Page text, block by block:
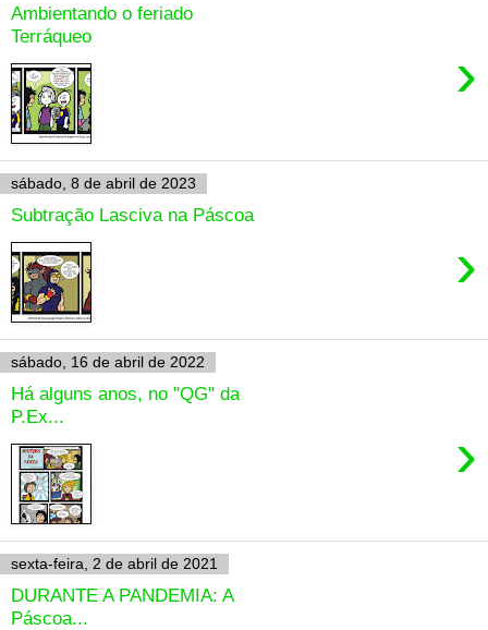
Ambientando o feriado
Terráqueo
›
sábado, 8 de abril de 2023
Subtração Lasciva na Páscoa
›
sábado, 16 de abril de 2022
Há alguns anos, no "QG" da
P.Ex...
›
sexta-feira, 2 de abril de 2021
DURANTE A PANDEMIA: A
Páscoa...